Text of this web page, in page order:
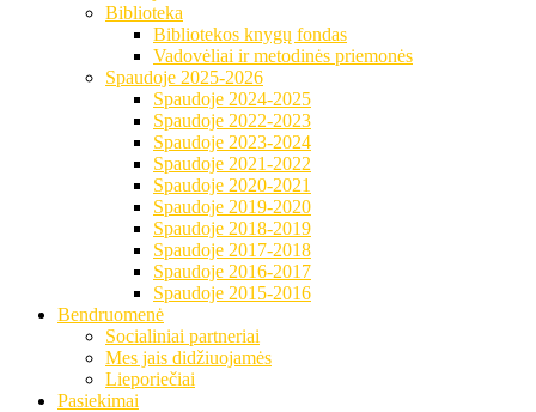
Biblioteka
Bibliotekos knygų fondas
Vadovėliai ir metodinės priemonės
Spaudoje 2025-2026
Spaudoje 2024-2025
Spaudoje 2022-2023
Spaudoje 2023-2024
Spaudoje 2021-2022
Spaudoje 2020-2021
Spaudoje 2019-2020
Spaudoje 2018-2019
Spaudoje 2017-2018
Spaudoje 2016-2017
Spaudoje 2015-2016
Bendruomenė
Socialiniai partneriai
Mes jais didžiuojamės
Lieporiečiai
Pasiekimai